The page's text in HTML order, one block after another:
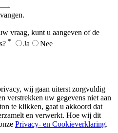
vraag, kunt u aangeven of de
* Ja Nee
wij gaan uiterst zorgvuldig
verstrekken uw gegevens niet aan
te klikken, gaat u akkoord dat
en verwerkt. Hoe wij dit
Privacy- en Cookieverklaring.